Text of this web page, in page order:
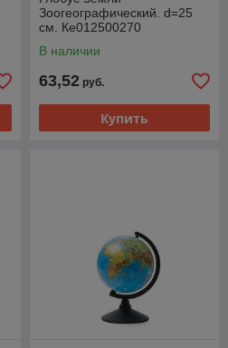
Зоогеографический. d=25
см. Ке012500270
В наличии
63,52 руб.
Купить